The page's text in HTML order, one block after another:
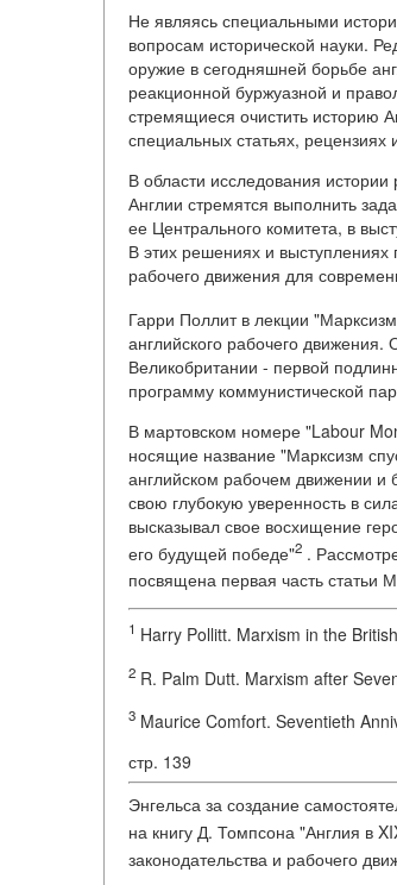
Не являясь специальными
вопросам исторической науки.
оружие в сегодняшней борьбе
реакционной буржуазной и
стремящиеся очистить историю
специальных статьях, рецензиях
В области исследования
Англии стремятся выполнить
ее Центрального комитета, в
В этих решениях и выступлениях
рабочего движения для
Гарри Поллит в лекции
английского рабочего
Великобритании - первой
программу коммунистической
В мартовском номере "Labour
носящие название "Марксизм
английском рабочем движении и
свою глубокую уверенность в
высказывал свое восхищение
его будущей победе"2 .
посвящена первая часть статьи
1 Harry Pollitt. Marxism in the
2 R. Palm Dutt. Marxism after
3 Maurice Comfort. Seventieth
стр. 139
Энгельса за создание
на книгу Д. Томпсона "Англия в
законодательства и рабочего